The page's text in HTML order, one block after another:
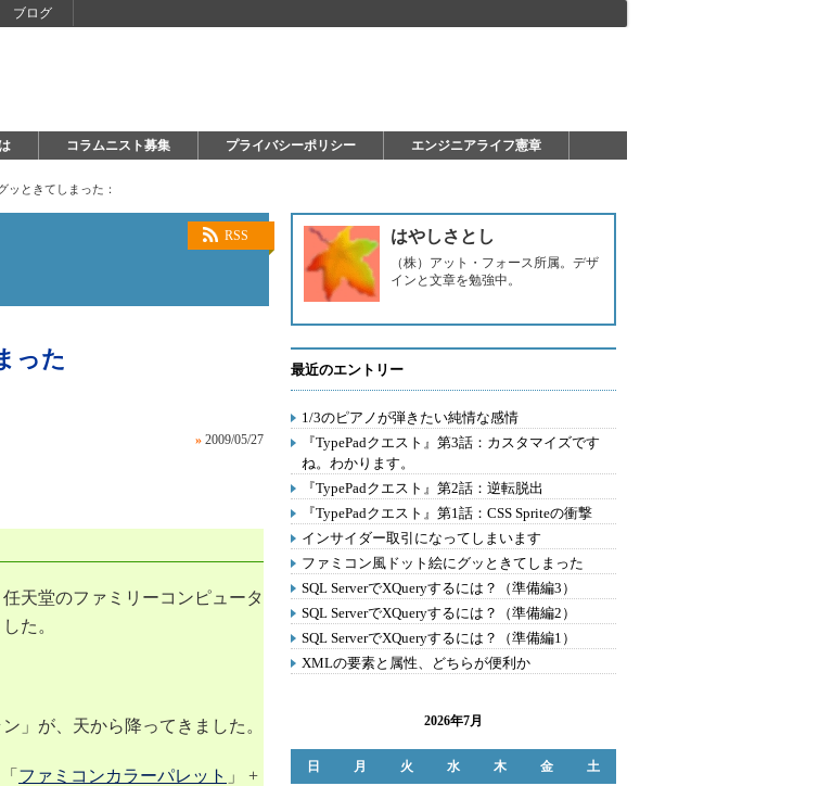
ブログ
コラムニスト募集 プライバシーポリシー エンジニアライフ憲章
ッときてしまった：
RSS
った
» 2009/05/27
天堂のファミリーコンピュータ
た。
」が、天から降ってきました。
ファミコンカラーパレット 」 +
はやしさとし
（株）アット・フォース所属。デザ
インと文章を勉強中。
最近のエントリー
1/3のピアノが弾きたい純情な感情
『TypePadクエスト』第3話：カスタマイズです
ね。わかります。
『TypePadクエスト』第2話：逆転脱出
『TypePadクエスト』第1話：CSS Spriteの衝撃
インサイダー取引になってしまいます
ファミコン風ドット絵にグッときてしまった
SQL ServerでXQueryするには？（準備編3）
SQL ServerでXQueryするには？（準備編2）
SQL ServerでXQueryするには？（準備編1）
XMLの要素と属性、どちらが便利か
2026年7月
日 月 火 水 木 金 土